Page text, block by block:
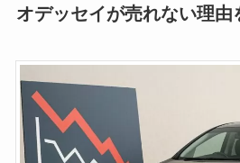
オデッセイが売れない理由